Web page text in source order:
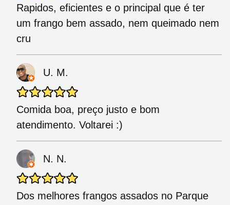
Rapidos, eficientes e o principal que é ter
um frango bem assado, nem queimado nem
cru
U. M.
Comida boa, preço justo e bom
atendimento. Voltarei :)
N. N.
Dos melhores frangos assados no Parque